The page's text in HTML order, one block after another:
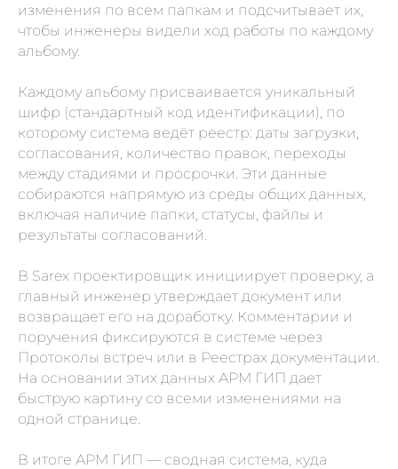
изменения по всем папкам и подсчитывает их,
чтобы инженеры видели ход работы по каждому
альбому.
Каждому альбому присваивается уникальный
шифр (стандартный код идентификации), по
которому система ведёт реестр: даты загрузки,
согласования, количество правок, переходы
между стадиями и просрочки. Эти данные
собираются напрямую из среды общих данных,
включая наличие папки, статусы, файлы и
результаты согласований.
В Sarex проектировщик инициирует проверку, а
главный инженер утверждает документ или
возвращает его на доработку. Комментарии и
поручения фиксируются в системе через
Протоколы встреч или в Реестрах документации.
На основании этих данных АРМ ГИП дает
быструю картину со всеми изменениями на
одной странице.
В итоге АРМ ГИП — сводная система, куда